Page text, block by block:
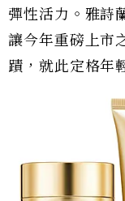
彈性活力。雅詩
讓今年重磅上市
蹟，就此定格年